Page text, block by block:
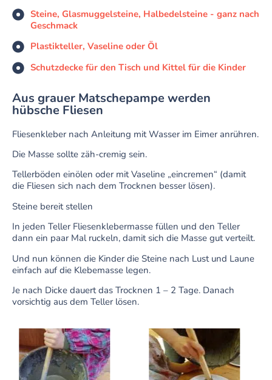
Steine, Glasmuggelsteine, Halbedelsteine - ganz nach
Geschmack
Plastikteller, Vaseline oder Öl
Schutzdecke für den Tisch und Kittel für die Kinder
Aus grauer Matschepampe werden
hübsche Fliesen
Fliesenkleber nach Anleitung mit Wasser im Eimer anrühren.
Die Masse sollte zäh-cremig sein.
Tellerböden einölen oder mit Vaseline „eincremen“ (damit
die Fliesen sich nach dem Trocknen besser lösen).
Steine bereit stellen
In jeden Teller Fliesenklebermasse füllen und den Teller
dann ein paar Mal ruckeln, damit sich die Masse gut verteilt.
Und nun können die Kinder die Steine nach Lust und Laune
einfach auf die Klebemasse legen.
Je nach Dicke dauert das Trocknen 1 – 2 Tage. Danach
vorsichtig aus dem Teller lösen.